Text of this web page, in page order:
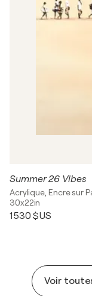
Summer 26 Vibes
Acrylique, Encre sur
30x22in
1 530 $US
Voir